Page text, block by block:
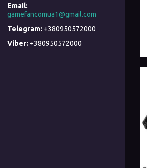
gamefancomua1@gmail.com
+380950572000
+380950572000